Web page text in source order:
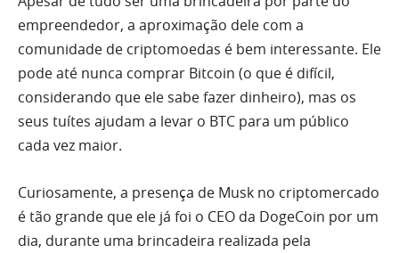
empreendedor, a aproximação dele com a
comunidade de criptomoedas é bem interessante. Ele
pode até nunca comprar Bitcoin (o que é difícil,
considerando que ele sabe fazer dinheiro), mas os
seus tuítes ajudam a levar o BTC para um público
cada vez maior.
Curiosamente, a presença de Musk no criptomercado
é tão grande que ele já foi o CEO da DogeCoin por um
dia, durante uma brincadeira realizada pela